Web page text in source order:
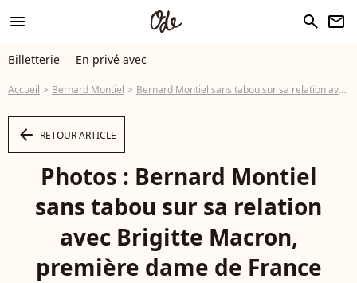
menu search newsletter
Billetterie En privé avec
Accueil Bernard Montiel Bernard Montiel sans tabou sur sa relation avec Brigitte Macron, première dame de France
arrow_left RETOUR ARTICLE
Photos : Bernard Montiel
sans tabou sur sa relation
avec Brigitte Macron,
première dame de France